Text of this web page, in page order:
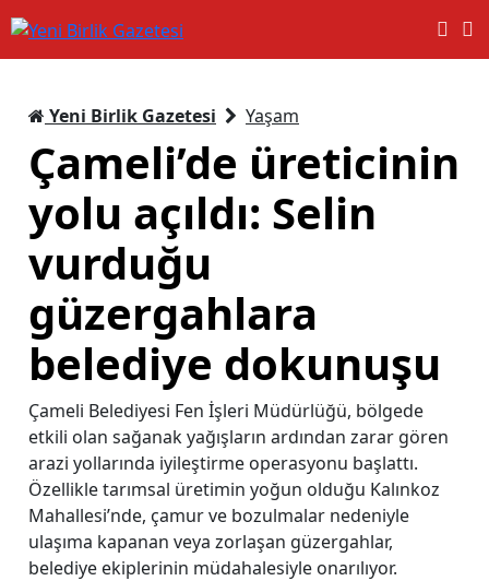
Yeni Birlik Gazetesi Yaşam
Çameli’de üreticinin
yolu açıldı: Selin
vurduğu
güzergahlara
belediye dokunuşu
Çameli Belediyesi Fen İşleri Müdürlüğü, bölgede
etkili olan sağanak yağışların ardından zarar gören
arazi yollarında iyileştirme operasyonu başlattı.
Özellikle tarımsal üretimin yoğun olduğu Kalınkoz
Mahallesi’nde, çamur ve bozulmalar nedeniyle
ulaşıma kapanan veya zorlaşan güzergahlar,
belediye ekiplerinin müdahalesiyle onarılıyor.